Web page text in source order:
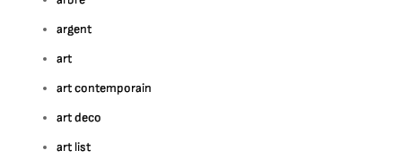
argent
art
art contemporain
art deco
art list